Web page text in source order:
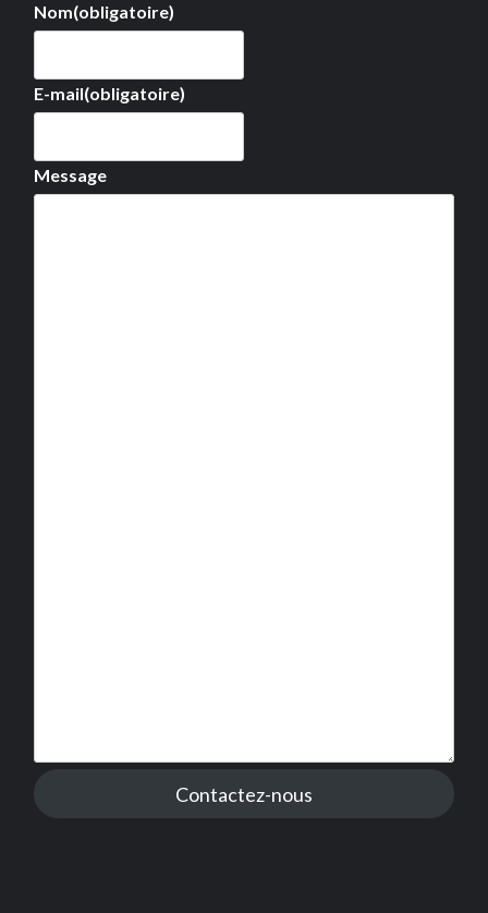
Nom(obligatoire)
E-mail(obligatoire)
Message
Contactez-nous